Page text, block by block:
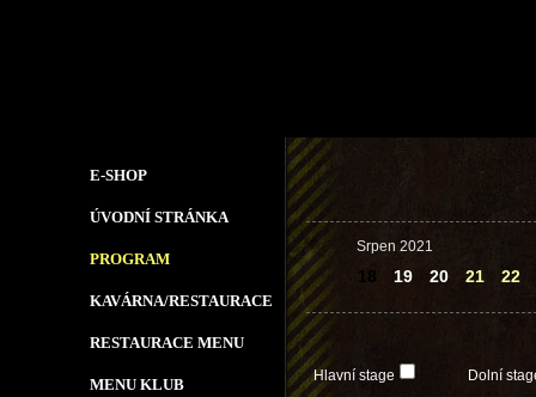
E-SHOP
ÚVODNÍ STRÁNKA
PROGRAM
KAVÁRNA/RESTAURACE
RESTAURACE MENU
MENU KLUB
Srpen 2021
18 19 20 21 22
Hlavní stage Dolní